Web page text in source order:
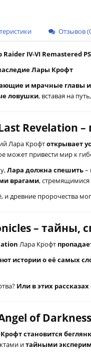
Отзывов
IV-VI Remastered
Лары Крофт
и мрачные главы
ловушки, вставая на
Revelation
Лара Крофтоткрывает
может привести мир к
Лара должна спешить–
врагами, стремящимися
и древние пророчества
– тайны,
Лара Крофт
истории о её самых
Или в этих
of
становится
итайными